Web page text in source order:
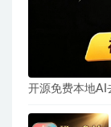
开源免费本地AI